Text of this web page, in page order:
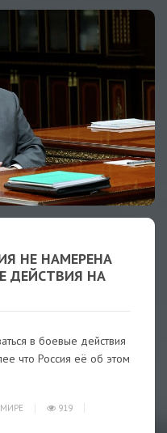
НЕ НАМЕРЕНА
ДЕЙСТВИЯ НА
в боевые действия
что Россия её об этом
919